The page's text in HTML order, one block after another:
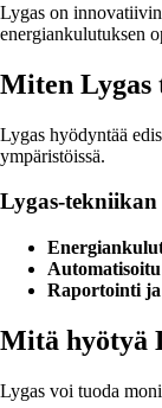
Lygas on
energiankulutuksen
Miten Lygas
Lygas hyödyntää
ympäristöissä.
Lygas-
Raportointi
Mitä hyötyä
Lygas voi tuoda